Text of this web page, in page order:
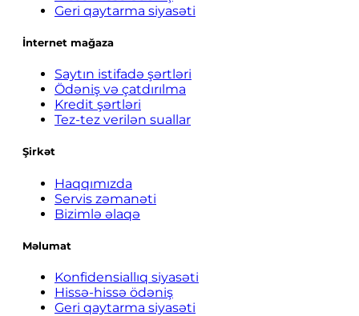
Geri qaytarma siyasəti
İnternet mağaza
Saytın istifadə şərtləri
Ödəniş və çatdırılma
Kredit şərtləri
Tez-tez verilən suallar
Şirkət
Haqqımızda
Servis zəmanəti
Bizimlə əlaqə
Məlumat
Konfidensiallıq siyasəti
Hissə-hissə ödəniş
Geri qaytarma siyasəti